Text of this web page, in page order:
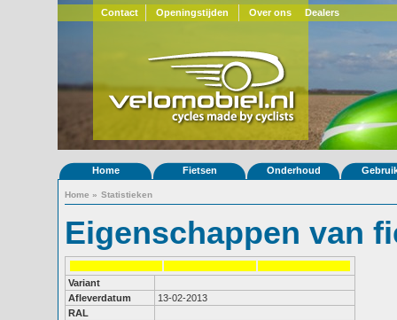
Contact Openingstijden Over ons Dealers
Home Fietsen Onderhoud
Home » Statistieken
Eigenschappen van
Variant
Afleverdatum
13-02-2013
RAL